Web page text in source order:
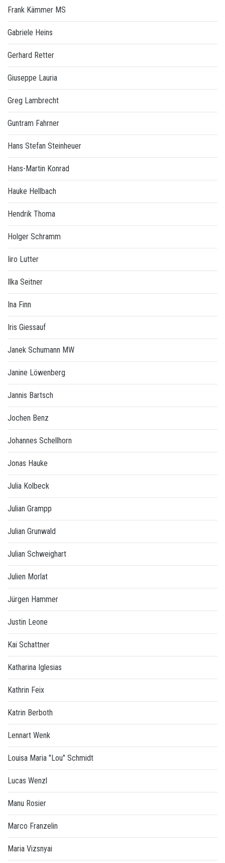
Frank Kämmer MS
Gabriele Heins
Gerhard Retter
Giuseppe Lauria
Greg Lambrecht
Guntram Fahrner
Hans Stefan Steinheuer
Hans-Martin Konrad
Hauke Hellbach
Hendrik Thoma
Holger Schramm
Iiro Lutter
Ilka Seitner
Ina Finn
Iris Giessauf
Janek Schumann MW
Janine Löwenberg
Jannis Bartsch
Jochen Benz
Johannes Schellhorn
Jonas Hauke
Julia Kolbeck
Julian Grampp
Julian Grunwald
Julian Schweighart
Julien Morlat
Jürgen Hammer
Justin Leone
Kai Schattner
Katharina Iglesias
Kathrin Feix
Katrin Berboth
Lennart Wenk
Louisa Maria "Lou" Schmidt
Lucas Wenzl
Manu Rosier
Marco Franzelin
Maria Vizsnyai